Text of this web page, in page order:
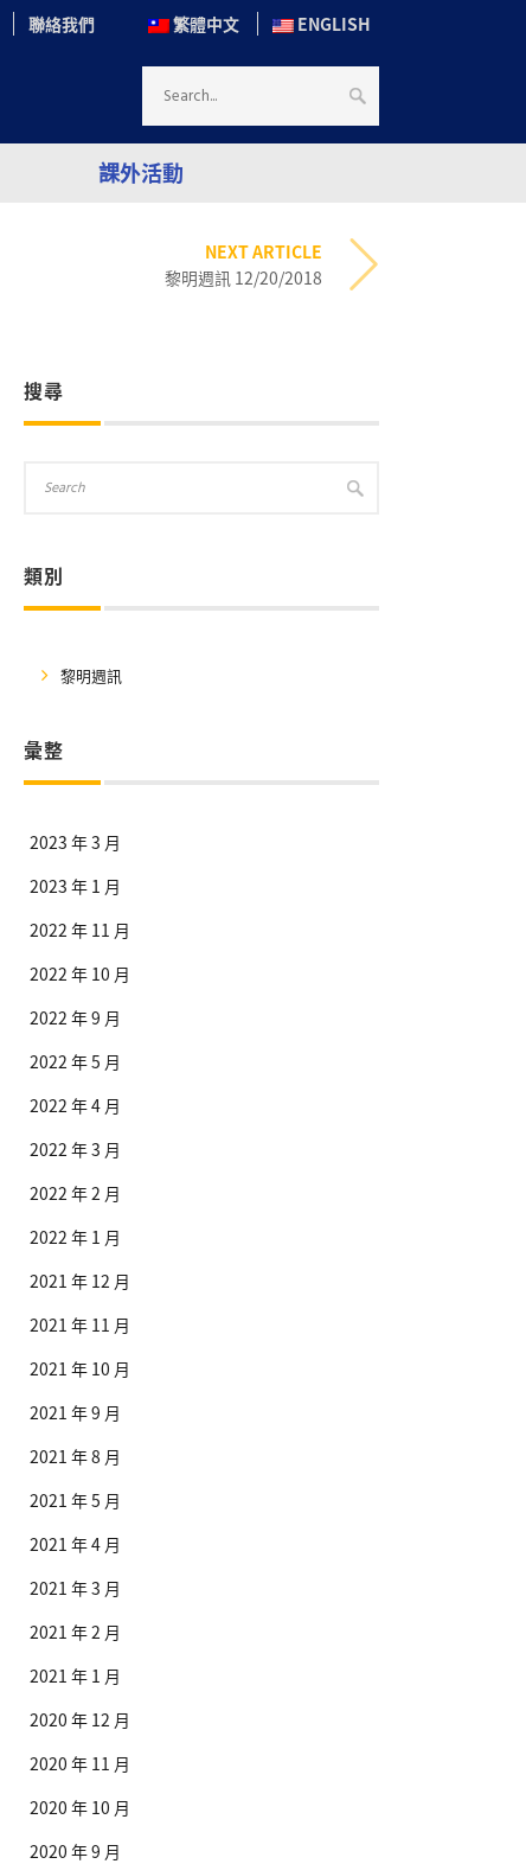
繁體中文 ENGLISH
聯絡我們
課外活動
NEXT ARTICLE
黎明週訊 12/20/2018
搜尋
類別
黎明週訊
彙整
2023 年 3 月
2023 年 1 月
2022 年 11 月
2022 年 10 月
2022 年 9 月
2022 年 5 月
2022 年 4 月
2022 年 3 月
2022 年 2 月
2022 年 1 月
2021 年 12 月
2021 年 11 月
2021 年 10 月
2021 年 9 月
2021 年 8 月
2021 年 5 月
2021 年 4 月
2021 年 3 月
2021 年 2 月
2021 年 1 月
2020 年 12 月
2020 年 11 月
2020 年 10 月
2020 年 9 月